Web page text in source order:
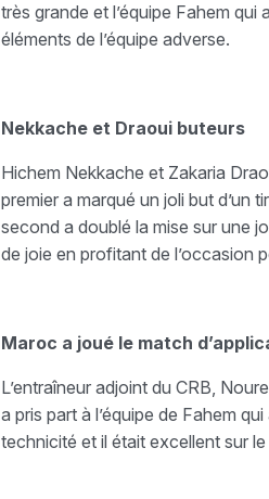
très grande et l’équipe Fahem
éléments de l’équipe adverse.
Nekkache et Draoui buteurs
Hichem Nekkache et Zakaria
premier a marqué un joli but d’un
second a doublé la mise sur une
de joie en profitant de l’occasion
Maroc a joué le match
L’entraîneur adjoint du CRB,
a pris part à l’équipe de Fahem
technicité et il était excellent sur